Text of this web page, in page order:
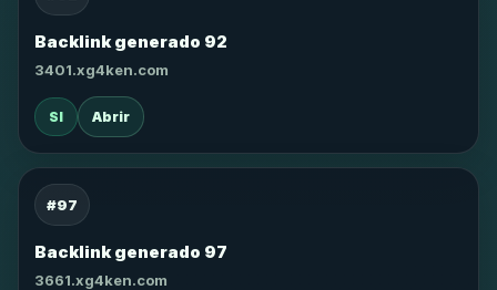
Backlink generado 92
3401.xg4ken.com
SI Abrir
#97
Backlink generado 97
3661.xg4ken.com